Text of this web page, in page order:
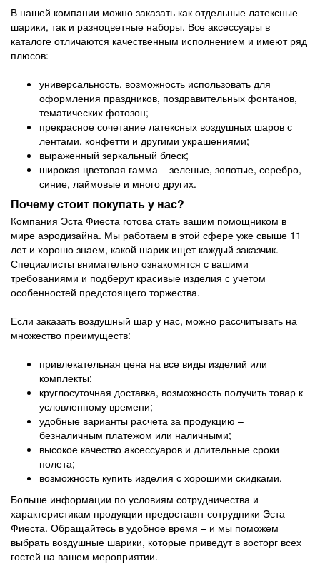
В нашей компании можно заказать как отдельные латексные
шарики, так и разноцветные наборы. Все аксессуары в
каталоге отличаются качественным исполнением и имеют ряд
плюсов:
универсальность, возможность использовать для
оформления праздников, поздравительных фонтанов,
тематических фотозон;
прекрасное сочетание латексных воздушных шаров с
лентами, конфетти и другими украшениями;
выраженный зеркальный блеск;
широкая цветовая гамма – зеленые, золотые, серебро,
синие, лаймовые и много других.
Почему стоит покупать у нас?
Компания Эста Фиеста готова стать вашим помощником в
мире аэродизайна. Мы работаем в этой сфере уже свыше 11
лет и хорошо знаем, какой шарик ищет каждый заказчик.
Специалисты внимательно ознакомятся с вашими
требованиями и подберут красивые изделия с учетом
особенностей предстоящего торжества.
Если заказать воздушный шар у нас, можно рассчитывать на
множество преимуществ:
привлекательная цена на все виды изделий или
комплекты;
круглосуточная доставка, возможность получить товар к
условленному времени;
удобные варианты расчета за продукцию –
безналичным платежом или наличными;
высокое качество аксессуаров и длительные сроки
полета;
возможность купить изделия с хорошими скидками.
Больше информации по условиям сотрудничества и
характеристикам продукции предоставят сотрудники Эста
Фиеста. Обращайтесь в удобное время – и мы поможем
выбрать воздушные шарики, которые приведут в восторг всех
гостей на вашем мероприятии.